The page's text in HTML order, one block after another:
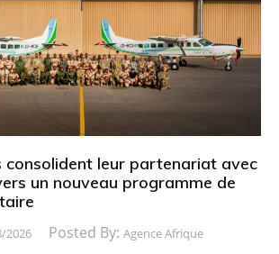
consolident leur partenariat avec
un nouveau programme de
2026 Posted By: Agence Afrique